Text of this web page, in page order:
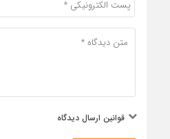
قوانین ارسال دیدگاه